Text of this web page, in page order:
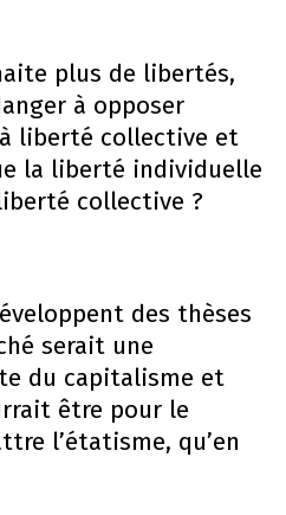
plus de libertés,
à opposer
liberté collective et
la liberté individuelle
collective ?
des thèses
serait une
du capitalisme et
être pour le
l’étatisme, qu’en